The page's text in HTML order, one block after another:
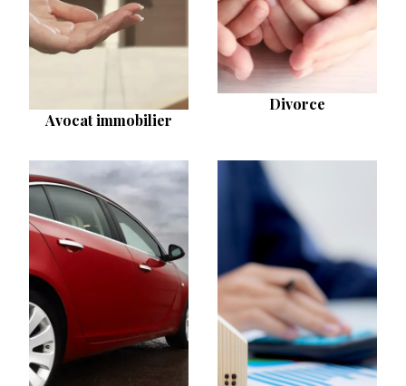
Avocat immobilier
Divorce